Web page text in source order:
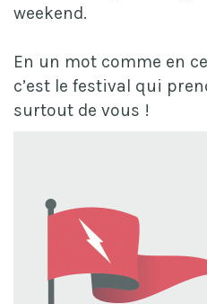
weekend.
En un mot comme en
c’est le festival qui
surtout de vous !